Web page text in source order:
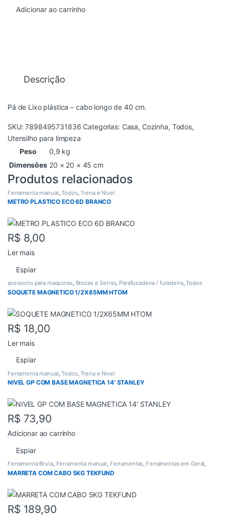
Adicionar ao carrinho
Descrição
Pá de Lixo plástica – cabo longo de 40 cm.
SKU:7898495731836 Categorias: Casa, Cozinha, Todos,
Utensilho para limpeza
Peso
0,9 kg
Dimensões 20 × 20 × 45 cm
Produtos relacionados
Ferramenta manual ,Todos,Trena e Nivel
METRO PLASTICO ECO 6D BRANCO
R$ 8,00
Ler mais
Espiar
acessorio para maquinas, Brocas e Serras, Parafusadeira / furadeira,Todos
SOQUETE MAGNETICO 1/2X65MM HTOM
R$ 18,00
Ler mais
Espiar
Ferramenta manual ,Todos,Trena e Nivel
NIVEL GP COM BASE MAGNETICA 14′ STANLEY
R$ 73,90
Adicionar ao carrinho
Espiar
Ferramenta Bruta, Ferramenta manual, Ferramentas, Ferramentas em Geral,
Todos
MARRETA COM CABO 5KG TEKFUND
R$ 189,90